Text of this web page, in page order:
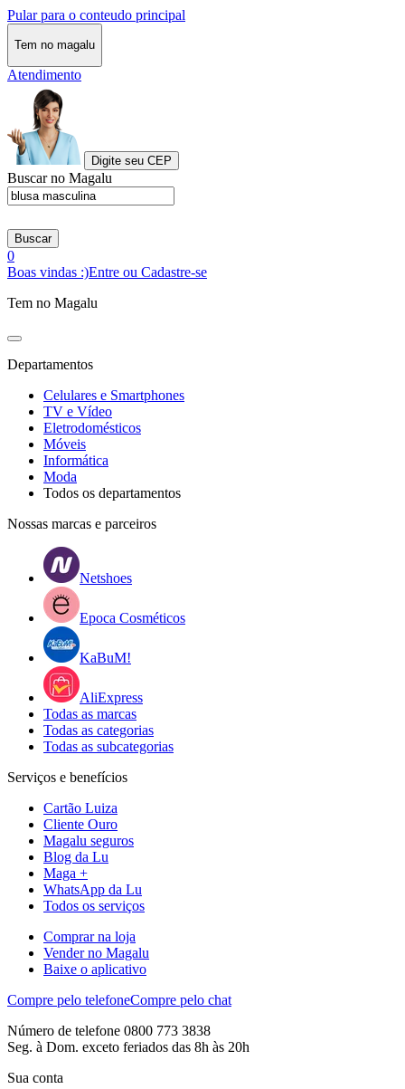
Pular para o conteudo principal
Tem no magalu
Atendimento
Digite seu CEP
Buscar no Magalu
Buscar
0
Boas vindas :)Entre ou Cadastre-se
Tem no Magalu
Departamentos
Celulares e Smartphones
TV e Vídeo
Eletrodomésticos
Móveis
Informática
Moda
Todos os departamentos
Nossas marcas e parceiros
Netshoes
Epoca Cosméticos
KaBuM!
AliExpress
Todas as marcas
Todas as categorias
Todas as subcategorias
Serviços e benefícios
Cartão Luiza
Cliente Ouro
Magalu seguros
Blog da Lu
Maga +
WhatsApp da Lu
Todos os serviços
Comprar na loja
Vender no Magalu
Baixe o aplicativo
Compre pelo telefoneCompre pelo chat
Número de telefone 0800 773 3838
Seg. à Dom. exceto feriados das 8h às 20h
Sua conta